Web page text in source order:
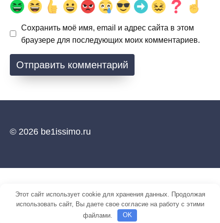
Сохранить моё имя, email и адрес сайта в этом
браузере для последующих моих комментариев.
© 2026 be1issimo.ru
Этот сайт использует cookie для хранения данных. Продолжая
использовать сайт, Вы даете свое согласие на работу с этими
файлами.
OK